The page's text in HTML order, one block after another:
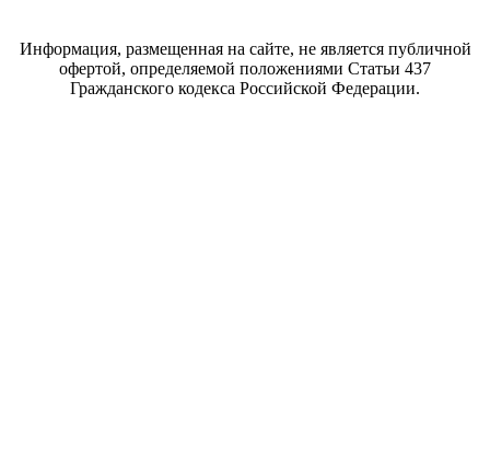
Информация, размещенная на сайте, не является публичной
офертой, определяемой положениями Статьи 437
Гражданского кодекса Российской Федерации.